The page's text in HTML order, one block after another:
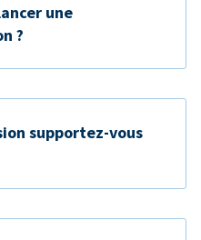
une
?
supportez-vous